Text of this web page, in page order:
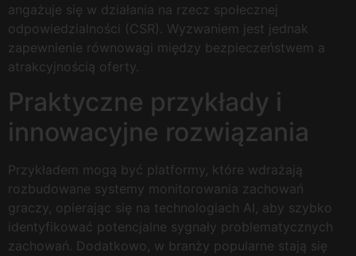
angażuje się w działania na rzecz społecznej
odpowiedzialności (CSR). Wyzwaniem jest jednak
zapewnienie równowagi między bezpieczeństwem a
atrakcyjnością oferty.
Praktyczne przykłady i
innowacyjne rozwiązania
Przykładem mogą być platformy, które wdrażają
rozbudowane systemy monitorowania zachowań
graczy, opierając się na technologiach AI, aby szybko
identyfikować potencjalne sygnały problematycznych
zachowań. Dodatkowo, w branży popularne stają się